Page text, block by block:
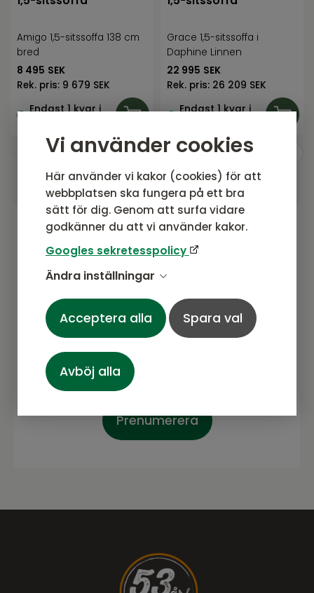
Vi använder cookies
Här använder vi kakor (cookies) för att
webbplatsen ska fungera på ett bra
sätt för dig. Genom att surfa vidare
godkänner du att vi använder kakor.
Googles sekretesspolicy
Ändra inställningar
Acceptera alla Spara val
Avböj alla
Amigo 1,5-sitssoffa 138 cm
bred
8 495 SEK
Rek. pris: 9 679 SEK
Endast 1 kvar i
Grace 1,5-sitssoffa i
Daphine Linnen
22 995 SEK
Rek. pris: 26 209 SEK
Endast 1 kvar i
Gå med i vårt nyhetsbrev
Prenumerera gärna på vårt nyhetsbrev.
Här kommer vi dela senaste nytt om
produkter, erbjudanden och annat
spännande.
Prenumerera